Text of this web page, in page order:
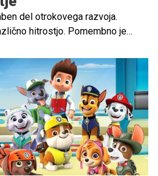
del otrokovega razvoja.
hitrostjo. Pomembno je
način.